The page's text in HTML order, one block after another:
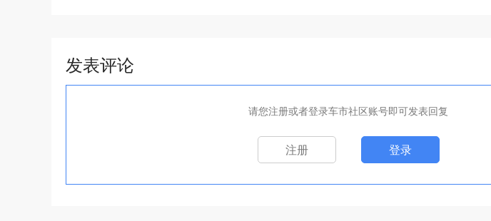
发表评论
请您注册或者登录车市社区账号即可发表回复
注册 登录